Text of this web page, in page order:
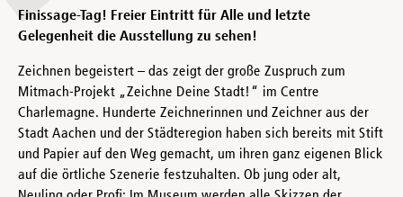
Finissage-Tag! Freier Eintritt für Alle und letzte
Gelegenheit die Ausstellung zu sehen!
Zeichnen begeistert – das zeigt der große Zuspruch zum
Mitmach-Projekt „Zeichne Deine Stadt!“ im Centre
Charlemagne. Hunderte Zeichnerinnen und Zeichner aus der
Stadt Aachen und der Städteregion haben sich bereits mit Stift
und Papier auf den Weg gemacht, um ihren ganz eigenen Blick
auf die örtliche Szenerie festzuhalten. Ob jung oder alt,